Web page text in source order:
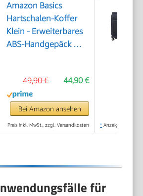
Amazon Basics
Hartschalen-Koffer
Klein - Erweiterbares
ABS-Handgepäck mit
Kratzfest und Leicht -
55 x 37,5 x 25,5cm -
Schwarz
44,90 €
49,90 €
Bei Amazon ansehen
Preis inkl. MwSt., zzgl. Versandkosten * Anzeige
für